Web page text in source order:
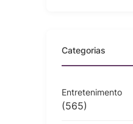
Categorias
Entretenimento
(565)